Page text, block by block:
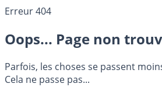
Erreur 404
Oops... Page non
Parfois, les choses se passent
Cela ne passe pas...